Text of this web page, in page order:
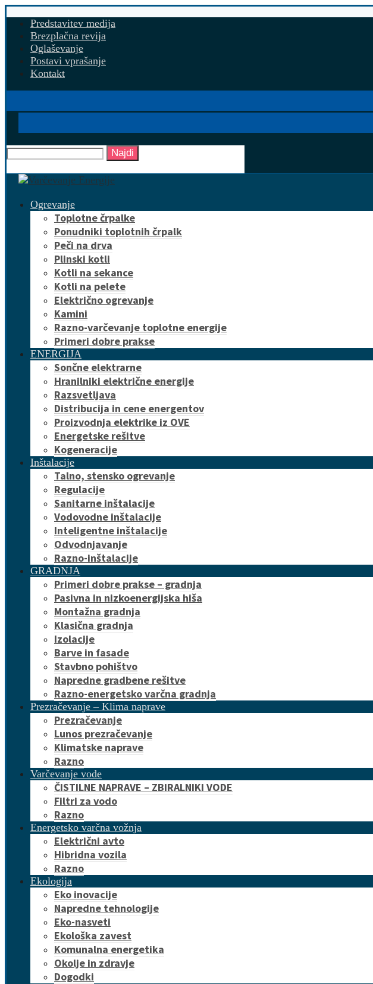
Predstavitev medija
Brezplačna revija
Oglaševanje
Postavi vprašanje
Kontakt
Najdi
Ogrevanje
Toplotne črpalke
Ponudniki toplotnih črpalk
Peči na drva
Plinski kotli
Kotli na sekance
Kotli na pelete
Električno ogrevanje
Kamini
Razno-varčevanje toplotne energije
Primeri dobre prakse
ENERGIJA
Sončne elektrarne
Hranilniki električne energije
Razsvetljava
Distribucija in cene energentov
Proizvodnja elektrike iz OVE
Energetske rešitve
Kogeneracije
Inštalacije
Talno, stensko ogrevanje
Regulacije
Sanitarne inštalacije
Vodovodne inštalacije
Inteligentne inštalacije
Odvodnjavanje
Razno-inštalacije
GRADNJA
Primeri dobre prakse – gradnja
Pasivna in nizkoenergijska hiša
Montažna gradnja
Klasična gradnja
Izolacije
Barve in fasade
Stavbno pohištvo
Napredne gradbene rešitve
Razno-energetsko varčna gradnja
Prezračevanje – Klima naprave
Prezračevanje
Lunos prezračevanje
Klimatske naprave
Razno
Varčevanje vode
ČISTILNE NAPRAVE – ZBIRALNIKI VODE
Filtri za vodo
Razno
Energetsko varčna vožnja
Električni avto
Hibridna vozila
Razno
Ekologija
Eko inovacije
Napredne tehnologije
Eko-nasveti
Ekološka zavest
Komunalna energetika
Okolje in zdravje
Dogodki